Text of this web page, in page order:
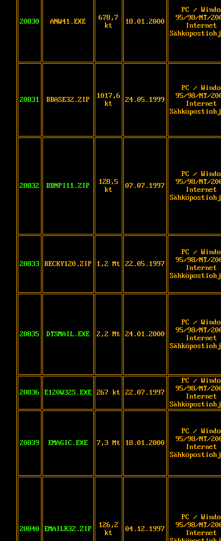
20830 ANW41.EXE
678,7
kt
18.01.2000
PC /
95/98/NT/
Internet
20831 BBASE32.ZIP
1017,6
kt
24.05.1999
PC /
95/98/NT/
Internet
20832 BBNPI11.ZIP
128,5
kt
07.07.1997
PC /
95/98/NT/
Internet
20833 BECKY120.ZIP 1,2 Mt 22.05.1997
PC /
95/98/NT/
Internet
20835 DTSMAIL.EXE 2,2 Mt 24.01.2000
PC /
95/98/NT/
Internet
20836 E120W32S.EXE 267 kt 22.07.1997
PC /
95/98/NT/
Internet
20839 EMAGIC.EXE 7,3 Mt 18.01.2000
PC /
95/98/NT/
Internet
20840 EMAILR32.ZIP
126,2
kt
04.12.1997
PC /
95/98/NT/
Internet